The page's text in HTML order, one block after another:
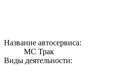
Название автосервиса:
МС Трак
Виды деятельности: